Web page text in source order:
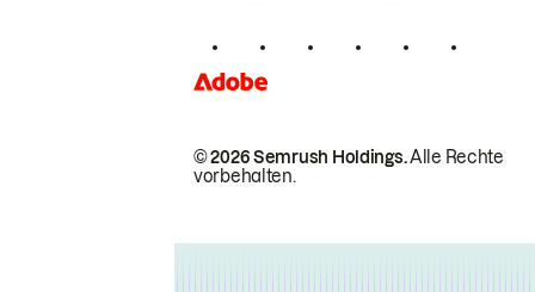
© 2026 Semrush Holdings.Alle Rechte
vorbehalten.